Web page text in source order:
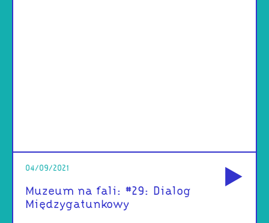
04/09/2021
Muzeum na fali: #29: Dialog
Międzygatunkowy